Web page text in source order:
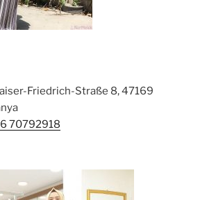
Friedrich-Straße 8, 47169
70792918